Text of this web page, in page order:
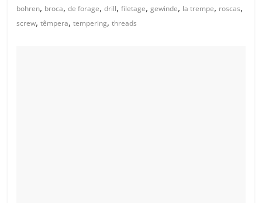
bohren, broca,de forage,drill,filetage,gewinde, la trempe, roscas,
screw,têmpera,tempering,threads